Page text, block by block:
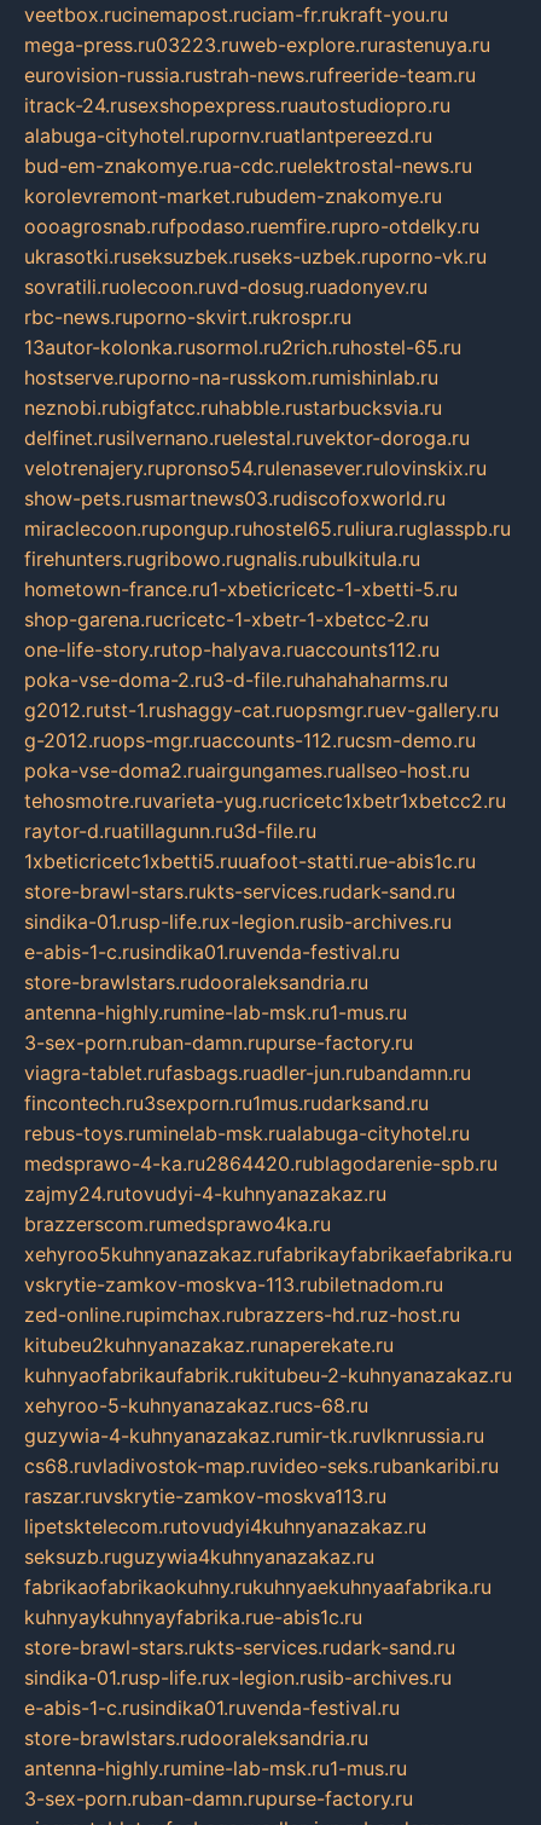
veetbox.rucinemapost.ruciam-fr.rukraft-you.ru
mega-press.ru03223.ruweb-explore.rurastenuya.ru
eurovision-russia.rustrah-news.rufreeride-team.ru
itrack-24.rusexshopexpress.ruautostudiopro.ru
alabuga-cityhotel.rupornv.ruatlantpereezd.ru
bud-em-znakomye.rua-cdc.ruelektrostal-news.ru
korolevremont-market.rubudem-znakomye.ru
oooagrosnab.rufpodaso.ruemfire.rupro-otdelky.ru
ukrasotki.ruseksuzbek.ruseks-uzbek.ruporno-vk.ru
sovratili.ruolecoon.ruvd-dosug.ruadonyev.ru
rbc-news.ruporno-skvirt.rukrospr.ru
13autor-kolonka.rusormol.ru2rich.ruhostel-65.ru
hostserve.ruporno-na-russkom.rumishinlab.ru
neznobi.rubigfatcc.ruhabble.rustarbucksvia.ru
delfinet.rusilvernano.ruelestal.ruvektor-doroga.ru
velotrenajery.rupronso54.rulenasever.rulovinskix.ru
show-pets.rusmartnews03.rudiscofoxworld.ru
miraclecoon.rupongup.ruhostel65.ruliura.ruglasspb.ru
firehunters.rugribowo.rugnalis.rubulkitula.ru
hometown-france.ru1-xbeticricetc-1-xbetti-5.ru
shop-garena.rucricetc-1-xbetr-1-xbetcc-2.ru
one-life-story.rutop-halyava.ruaccounts112.ru
poka-vse-doma-2.ru3-d-file.ruhahahaharms.ru
g2012.rutst-1.rushaggy-cat.ruopsmgr.ruev-gallery.ru
g-2012.ruops-mgr.ruaccounts-112.rucsm-demo.ru
poka-vse-doma2.ruairgungames.ruallseo-host.ru
tehosmotre.ruvarieta-yug.rucricetc1xbetr1xbetcc2.ru
raytor-d.ruatillagunn.ru3d-file.ru
1xbeticricetc1xbetti5.ruuafoot-statti.rue-abis1c.ru
store-brawl-stars.rukts-services.rudark-sand.ru
sindika-01.rusp-life.rux-legion.rusib-archives.ru
e-abis-1-c.rusindika01.ruvenda-festival.ru
store-brawlstars.rudooraleksandria.ru
antenna-highly.rumine-lab-msk.ru1-mus.ru
3-sex-porn.ruban-damn.rupurse-factory.ru
viagra-tablet.rufasbags.ruadler-jun.rubandamn.ru
fincontech.ru3sexporn.ru1mus.rudarksand.ru
rebus-toys.ruminelab-msk.rualabuga-cityhotel.ru
medsprawo-4-ka.ru2864420.rublagodarenie-spb.ru
zajmy24.rutovudyi-4-kuhnyanazakaz.ru
brazzerscom.rumedsprawo4ka.ru
xehyroo5kuhnyanazakaz.rufabrikayfabrikaefabrika.ru
vskrytie-zamkov-moskva-113.rubiletnadom.ru
zed-online.rupimchax.rubrazzers-hd.ruz-host.ru
kitubeu2kuhnyanazakaz.runaperekate.ru
kuhnyaofabrikaufabrik.rukitubeu-2-kuhnyanazakaz.ru
xehyroo-5-kuhnyanazakaz.rucs-68.ru
guzywia-4-kuhnyanazakaz.rumir-tk.ruvlknrussia.ru
cs68.ruvladivostok-map.ruvideo-seks.rubankaribi.ru
raszar.ruvskrytie-zamkov-moskva113.ru
lipetsktelecom.rutovudyi4kuhnyanazakaz.ru
seksuzb.ruguzywia4kuhnyanazakaz.ru
fabrikaofabrikaokuhny.rukuhnyaekuhnyaafabrika.ru
kuhnyaykuhnyayfabrika.rue-abis1c.ru
store-brawl-stars.rukts-services.rudark-sand.ru
sindika-01.rusp-life.rux-legion.rusib-archives.ru
e-abis-1-c.rusindika01.ruvenda-festival.ru
store-brawlstars.rudooraleksandria.ru
antenna-highly.rumine-lab-msk.ru1-mus.ru
3-sex-porn.ruban-damn.rupurse-factory.ru